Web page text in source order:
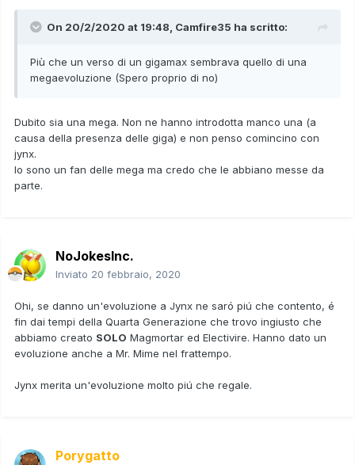
On 20/2/2020 at 19:48, Camfire35 ha scritto:
Più che un verso di un gigamax sembrava quello di una
megaevoluzione (Spero proprio di no)
Dubito sia una mega. Non ne hanno introdotta manco una (a
causa della presenza delle giga) e non penso comincino con
jynx.
Io sono un fan delle mega ma credo che le abbiano messe da
parte.
NoJokesInc.
Inviato 20 febbraio, 2020
Ohi, se danno un'evoluzione a Jynx ne saró piú che contento, é
fin dai tempi della Quarta Generazione che trovo ingiusto che
abbiamo creato SOLO Magmortar ed Electivire. Hanno dato un
evoluzione anche a Mr. Mime nel frattempo.
Jynx merita un'evoluzione molto piú che regale.
Porygatto